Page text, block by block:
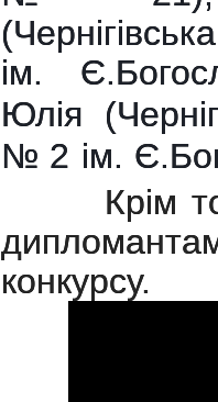
(
ім.
Юлія (
№ 2 ім.
Крім
конкурсу.